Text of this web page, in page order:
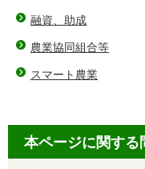
融資、助成
農業協同組合等
スマート農業
本ページに関する